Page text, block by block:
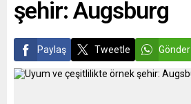
şehir: Augsburg
Paylaş Tweetle Gönder